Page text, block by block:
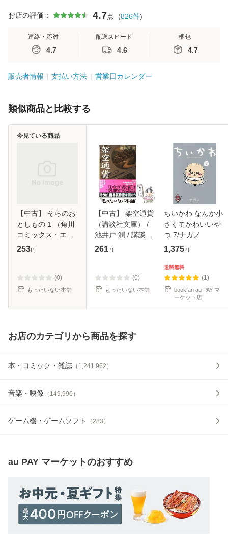
お店の評価： 4.7点 (826件)
連絡・応対
4.7
配送スピード
4.6
梱包
4.7
販売者情報 支払い方法 営業日カレンダー
類似商品と比較する
【中古】 そらのお
としもの 1 （角川
コミックス・エー
ス） / 水無月 すう
無料】
253円
(0)
もったいない本舗
今見ている商品
【中古】 架空通貨
（講談社文庫） /
池井戸 潤 / 講談社
[文庫]【メール便送
261円
(0)
もったいない本舗
ちいかわ なんか小
さくてかわいいや
つ 7/ナガノ
1,375円
送料無料
(1)
bookfan au PAY マ
ーケット店
お店のカテゴリから商品を探す
本・コミック・雑誌 （ 1,241,962 ）
音楽・映像 （ 149,996 ）
ゲーム機・ゲームソフト （283 ）
au PAY マーケットのおすすめ